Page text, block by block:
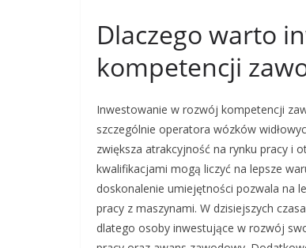
Dlaczego warto
kompetencji
Inwestowanie w rozwój kompetencji
szczególnie operatora wózków
zwiększa atrakcyjność na rynku pracy i
kwalifikacjami mogą liczyć na lepsze
doskonalenie umiejętności pozwala na
pracy z maszynami. W dzisiejszych
dlatego osoby inwestujące w rozwój